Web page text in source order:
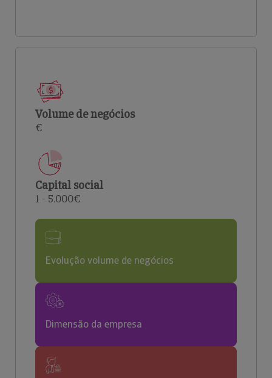
Volume de negócios
€
Capital social
1 - 5.000€
Evolução volume de negócios
Dimensão da empresa